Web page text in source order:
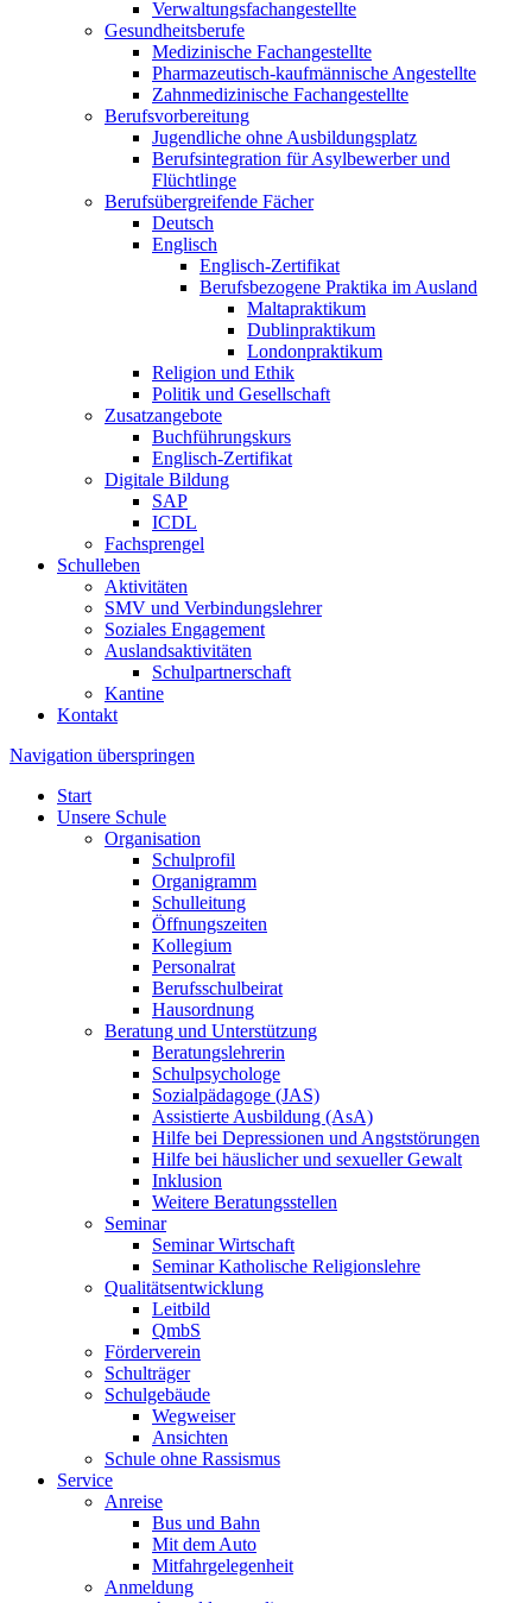
Verwaltungsfachangestellte
Gesundheitsberufe
Medizinische Fachangestellte
Pharmazeutisch-kaufmännische Angestellte
Zahnmedizinische Fachangestellte
Berufsvorbereitung
Jugendliche ohne Ausbildungsplatz
Berufsintegration für Asylbewerber und
Flüchtlinge
Berufsübergreifende Fächer
Deutsch
Englisch
Englisch-Zertifikat
Berufsbezogene Praktika im Ausland
Maltapraktikum
Dublinpraktikum
Londonpraktikum
Religion und Ethik
Politik und Gesellschaft
Zusatzangebote
Buchführungskurs
Englisch-Zertifikat
Digitale Bildung
SAP
ICDL
Fachsprengel
Schulleben
Aktivitäten
SMV und Verbindungslehrer
Soziales Engagement
Auslandsaktivitäten
Schulpartnerschaft
Kantine
Kontakt
Navigation überspringen
Start
Unsere Schule
Organisation
Schulprofil
Organigramm
Schulleitung
Öffnungszeiten
Kollegium
Personalrat
Berufsschulbeirat
Hausordnung
Beratung und Unterstützung
Beratungslehrerin
Schulpsychologe
Sozialpädagoge (JAS)
Assistierte Ausbildung (AsA)
Hilfe bei Depressionen und Angststörungen
Hilfe bei häuslicher und sexueller Gewalt
Inklusion
Weitere Beratungsstellen
Seminar
Seminar Wirtschaft
Seminar Katholische Religionslehre
Qualitätsentwicklung
Leitbild
QmbS
Förderverein
Schulträger
Schulgebäude
Wegweiser
Ansichten
Schule ohne Rassismus
Service
Anreise
Bus und Bahn
Mit dem Auto
Mitfahrgelegenheit
Anmeldung